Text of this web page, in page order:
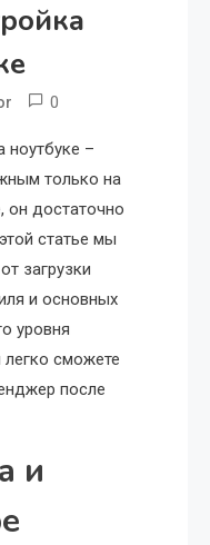
0
ноутбуке –
только на
он достаточно
статье мы
загрузки
и основных
уровня
сможете
после
и